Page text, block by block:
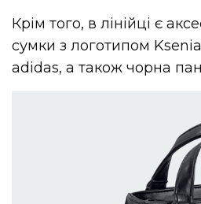
Крім того, в лінійці є
сумки з логотипом
adidas, а також чорна